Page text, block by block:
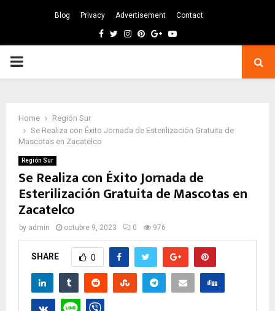
Blog Privacy Advertisement Contact
Facebook
TwitterInstagram
Pinterest
GoogleYoutube
PRIMARY
Home
Región Sur
Se Realiza con Éxito Jornada de Esterilización Gratuita de
Mascotas en Zacatelco
Región Sur
Se Realiza con Éxito Jornada de
Esterilización Gratuita de Mascotas en
Zacatelco
by admin octubre 9, 2023 0 976
SHARE 0